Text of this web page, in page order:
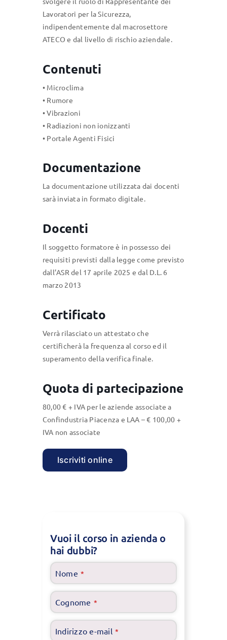
Lavoratori per la Sicurezza,
indipendentemente dal macrosettore
ATECO e dal livello di rischio aziendale.
Contenuti
• Microclima
• Rumore
• Vibrazioni
• Radiazioni non ionizzanti
• Portale Agenti Fisici
Documentazione
La documentazione utilizzata dai docenti
sarà inviata in formato digitale.
Docenti
Il soggetto formatore è in possesso dei
requisiti previsti dalla legge come previsto
dall’ASR del 17 aprile 2025 e dal D.L. 6
marzo 2013
Certificato
Verrà rilasciato un attestato che
certificherà la frequenza al corso ed il
superamento della verifica finale.
Quota di partecipazione
80,00 € + IVA per le aziende associate a
Confindustria Piacenza e LAA –€ 100,00 +
IVA non associate
Iscriviti online
Vuoi il corso in azienda o
hai dubbi?
Nome *
Cognome *
Indirizzo e-mail *